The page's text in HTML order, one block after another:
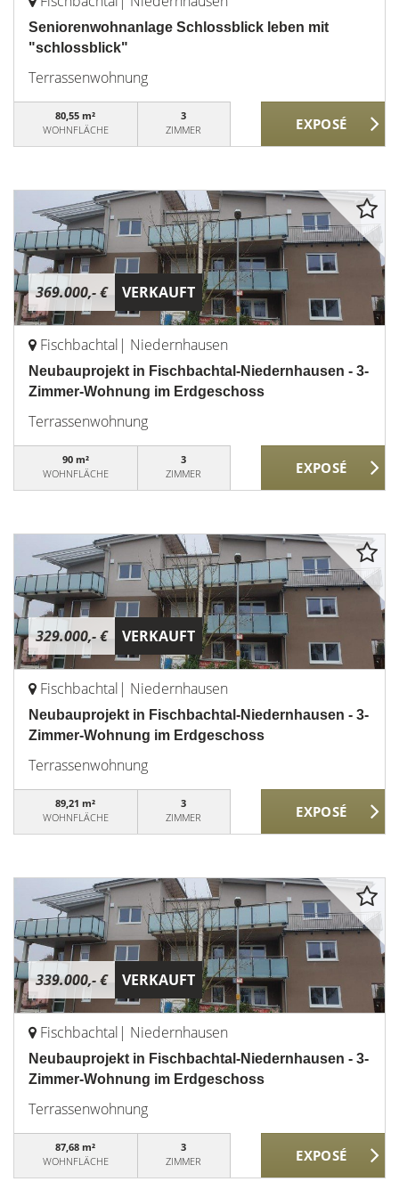
Seniorenwohnanlage Schlossblick leben mit
"schlossblick"
Terrassenwohnung
80,55 m²
WOHNFLÄCHE
3
ZIMMER
369.000,- € VERKAUFT
Fischbachtal| Niedernhausen
Neubauprojekt in Fischbachtal-Niedernhausen - 3-
Zimmer-Wohnung im Erdgeschoss
Terrassenwohnung
90 m²
WOHNFLÄCHE
3
ZIMMER
329.000,- € VERKAUFT
Fischbachtal| Niedernhausen
Neubauprojekt in Fischbachtal-Niedernhausen - 3-
Zimmer-Wohnung im Erdgeschoss
Terrassenwohnung
89,21 m²
WOHNFLÄCHE
3
ZIMMER
339.000,- € VERKAUFT
Fischbachtal| Niedernhausen
Neubauprojekt in Fischbachtal-Niedernhausen - 3-
Zimmer-Wohnung im Erdgeschoss
Terrassenwohnung
87,68 m²
WOHNFLÄCHE
3
ZIMMER